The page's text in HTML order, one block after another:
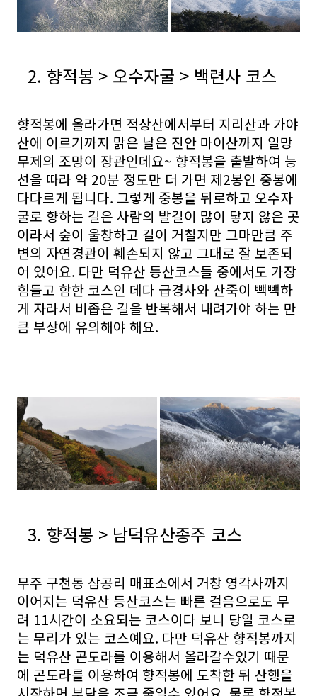
2. 향적봉 > 오수자굴 > 백련사 코스
향적봉에 올라가면 적상산에서부터 지리산과 가야
산에 이르기까지 맑은 날은 진안 마이산까지 일망
무제의 조망이 장관인데요~ 향적봉을 출발하여 능
선을 따라 약 20분 정도만 더 가면 제2봉인 중봉에
다다르게 됩니다. 그렇게 중봉을 뒤로하고 오수자
굴로 향하는 길은 사람의 발길이 많이 닿지 않은 곳
이라서 숲이 울창하고 길이 거칠지만 그마만큼 주
변의 자연경관이 훼손되지 않고 그대로 잘 보존되
어 있어요. 다만 덕유산 등산코스들 중에서도 가장
힘들고 함한 코스인 데다 급경사와 산죽이 빽빽하
게 자라서 비좁은 길을 반복해서 내려가야 하는 만
큼 부상에 유의해야 해요.
3. 향적봉 > 남덕유산종주 코스
무주 구천동 삼공리 매표소에서 거창 영각사까지
이어지는 덕유산 등산코스는 빠른 걸음으로도 무
려 11시간이 소요되는 코스이다 보니 당일 코스로
는 무리가 있는 코스예요. 다만 덕유산 향적봉까지
는 덕유산 곤도라를 이용해서 올라갈수있기 때문
에 곤도라를 이용하여 향적봉에 도착한 뒤 산행을